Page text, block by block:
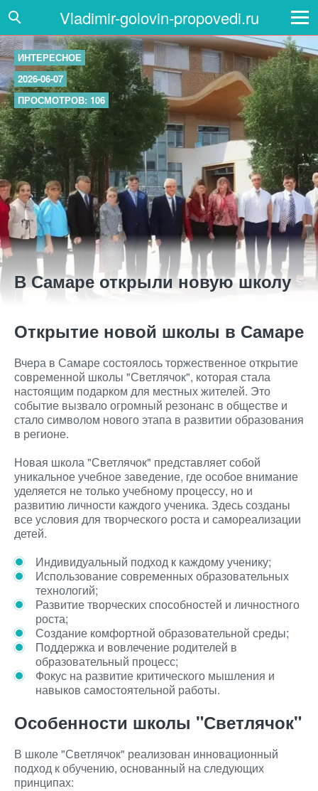
Vladimir-golovin-propovedi.ru
ИНТЕРЕСНОЕ
2026-06-07
ПРОСМОТРОВ: 106
В Самаре открыли новую школу
Открытие новой школы в Самаре
Вчера в Самаре состоялось торжественное открытие
современной школы "Светлячок", которая стала
настоящим подарком для местных жителей. Это
событие вызвало огромный резонанс в обществе и
стало символом нового этапа в развитии образования
в регионе.
Новая школа "Светлячок" представляет собой
уникальное учебное заведение, где особое внимание
уделяется не только учебному процессу, но и
развитию личности каждого ученика. Здесь созданы
все условия для творческого роста и самореализации
детей.
Индивидуальный подход к каждому ученику;
Использование современных образовательных
технологий;
Развитие творческих способностей и личностного
роста;
Создание комфортной образовательной среды;
Поддержка и вовлечение родителей в
образовательный процесс;
Фокус на развитие критического мышления и
навыков самостоятельной работы.
Особенности школы "Светлячок"
В школе "Светлячок" реализован инновационный
подход к обучению, основанный на следующих
принципах: